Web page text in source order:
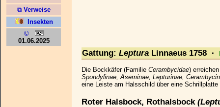
Gattung: Leptura Linnaeus 1758 ·
Die Bockkäfer (Familie Cerambycidae)
Spondylinae, Aseminae, Lepturinae,
eine Leiste am Halsschild über eine
Roter Halsbock, Rothalsbock